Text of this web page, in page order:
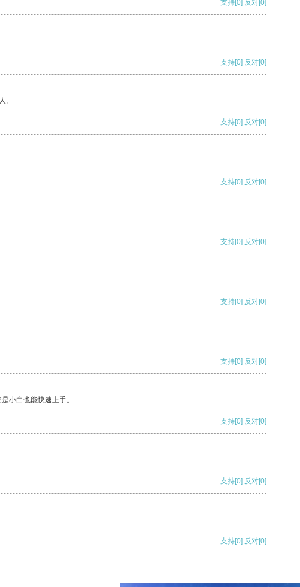
支持[0] 反对[0]
支持[0] 反对[0]
。
支持[0] 反对[0]
支持[0] 反对[0]
支持[0] 反对[0]
支持[0] 反对[0]
支持[0] 反对[0]
小白也能快速上手。
支持[0] 反对[0]
支持[0] 反对[0]
支持[0] 反对[0]